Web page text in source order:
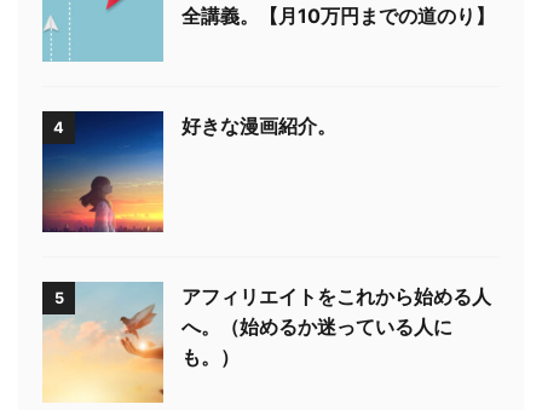
全講義。【月10万円までの道のり】
4 好きな漫画紹介。
5
アフィリエイトをこれから始める人
へ。（始めるか迷っている人に
も。）